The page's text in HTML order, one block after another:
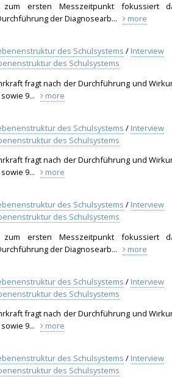
ersten Messzeitpunkt fokussiert
der Diagnosearb...
more
des Schulsystems / Interview
des Schulsystems
fragt nach der Durchführung und
9...
more
des Schulsystems / Interview
des Schulsystems
fragt nach der Durchführung und
9...
more
des Schulsystems / Interview
des Schulsystems
ersten Messzeitpunkt fokussiert
der Diagnosearb...
more
des Schulsystems / Interview
des Schulsystems
fragt nach der Durchführung und
9...
more
des Schulsystems / Interview
des Schulsystems